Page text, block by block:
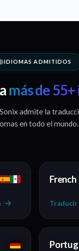
IDIOMAS ADMITIDOS
más de
admite la
en todo el mundo.
French
Traducir